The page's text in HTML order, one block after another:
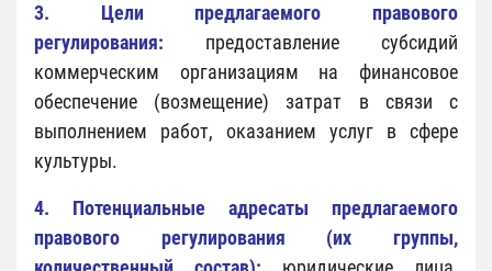
3. Цели предлагаемого правового
регулирования: предоставление субсидий
коммерческим организациям на финансовое
обеспечение (возмещение) затрат в связи с
выполнением работ, оказанием услуг в сфере
культуры.
4. Потенциальные адресаты предлагаемого
правового регулирования (их группы,